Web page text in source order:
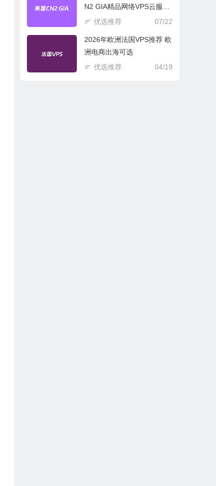
N2 GIA精品网络VPS云服务
器推荐
07/22
优选推荐
2026年欧洲法国VPS推荐 欧
洲电商出海可选
04/19
优选推荐